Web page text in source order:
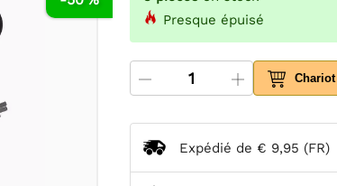
Presque épuisé
Chariot
Expédié de € 9,95 (FR)